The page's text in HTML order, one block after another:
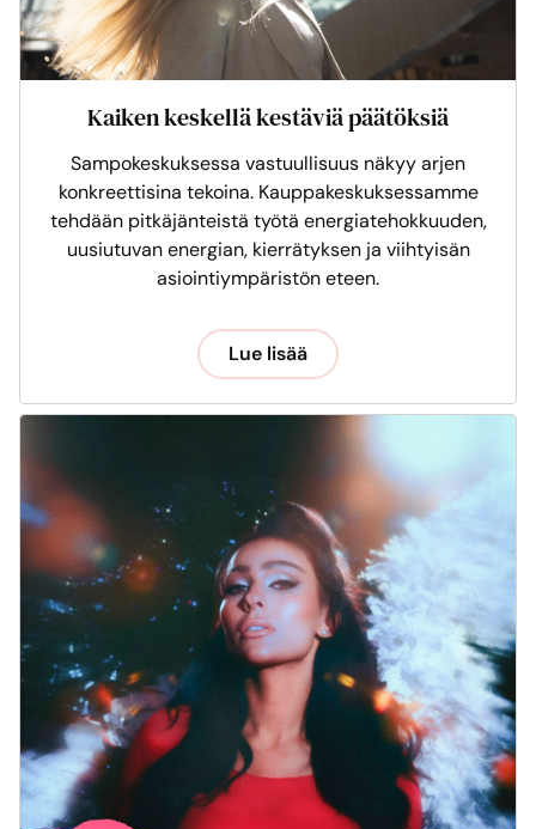
Kaiken keskellä kestäviä päätöksiä
Sampokeskuksessa vastuullisuus näkyy arjen
konkreettisina tekoina. Kauppakeskuksessamme
tehdään pitkäjänteistä työtä energiatehokkuuden,
uusiutuvan energian, kierrätyksen ja viihtyisän
asiointiympäristön eteen.
Lue lisää